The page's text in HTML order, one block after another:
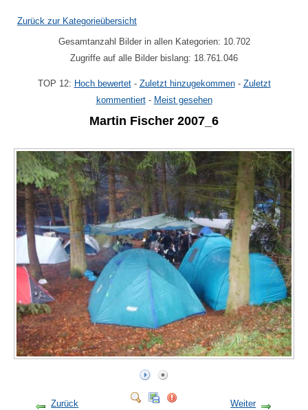
Zurück zur Kategorieübersicht
Gesamtanzahl Bilder in allen Kategorien: 10.702
Zugriffe auf alle Bilder bislang: 18.761.046
TOP 12: Hoch bewertet- Zuletzt hinzugekommen- Zuletzt
kommentiert- Meist gesehen
Martin Fischer 2007_6
Zurück
Weiter